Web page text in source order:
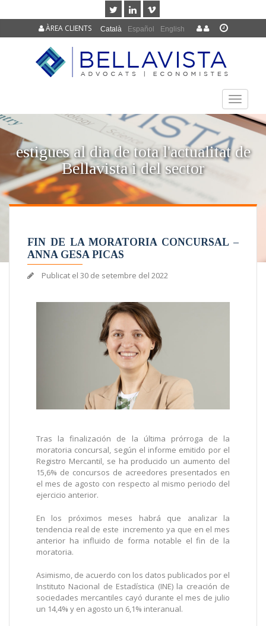
Català Español English
ÀREA CLIENTS
TOGGLE
estigues al dia de tota l'actualitat de
Bellavista i del sector
FIN DE LA MORATORIA CONCURSAL –
ANNA GESA PICAS
Publicat el 30 de setembre del 2022
Tras la finalización de la última prórroga de la
moratoria concursal, según el informe emitido por el
Registro Mercantil, se ha producido un aumento del
15,6% de concursos de acreedores presentados en
el mes de agosto con respecto al mismo periodo del
ejercicio anterior.
En los próximos meses habrá que analizar la
tendencia real de este incremento ya que en el mes
anterior ha influido de forma notable el fin de la
moratoria.
Asimismo, de acuerdo con los datos publicados por el
Instituto Nacional de Estadística (INE) la creación de
sociedades mercantiles cayó durante el mes de julio
un 14,4% y en agosto un 6,1% interanual.